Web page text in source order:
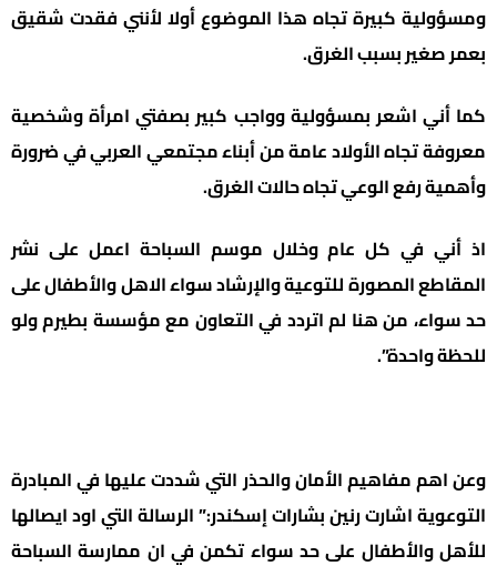
ومسؤولية كبيرة تجاه هذا الموضوع أولا لأنني فقدت شقيق
بعمر صغير بسبب الغرق.
كما أني اشعر بمسؤولية وواجب كبير بصفتي امرأة وشخصية
معروفة تجاه الأولاد عامة من أبناء مجتمعي العربي في ضرورة
وأهمية رفع الوعي تجاه حالات الغرق.
اذ أني في كل عام وخلال موسم السباحة اعمل على نشر
المقاطع المصورة للتوعية والإرشاد سواء الاهل والأطفال على
حد سواء، من هنا لم اتردد في التعاون مع مؤسسة بطيرم ولو
للحظة واحدة”.
وعن اهم مفاهيم الأمان والحذر التي شددت عليها في المبادرة
التوعوية اشارت رنين بشارات إسكندر:” الرسالة التي اود ايصالها
للأهل والأطفال على حد سواء تكمن في ان ممارسة السباحة